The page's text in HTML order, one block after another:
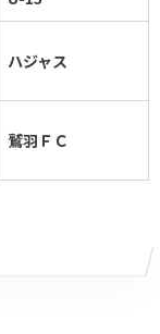
ハジャス
鷲羽ＦＣ